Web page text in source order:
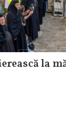
la